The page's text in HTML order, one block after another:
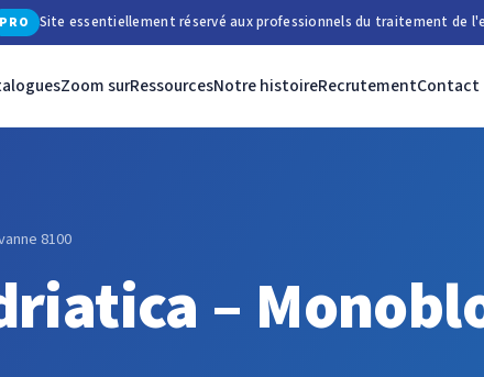
PRO Site essentiellement réservé aux professionnels du traitement de
Zoom surRessourcesNotre histoireRecrutementContact
8100
–